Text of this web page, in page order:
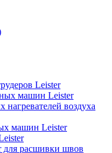
Leister
машин Leister
воздуха
машин Leister
для расшивки швов